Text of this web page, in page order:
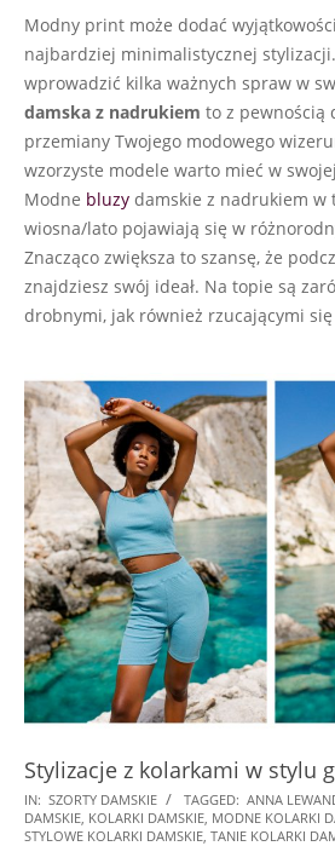
Modny print może dodać
najbardziej minimalistycznej
wprowadzić kilka ważnych spraw w
damska z nadrukiem to z pewnością
przemiany Twojego modowego
wzorzyste modele warto mieć w
Modne bluzy damskie z nadrukiem w
wiosna/lato pojawiają się w
Znacząco zwiększa to szansę, że
znajdziesz swój ideał. Na topie są
drobnymi, jak również rzucającymi
Stylizacje z kolarkami w stylu
2025-
08-
IN: SZORTY DAMSKIE TAGGED: ANNA
DAMSKIE KOLARKI DAMSKIE MODNE KOLARKI
STYLOWE KOLARKI DAMSKIE TANIE KOLARKI